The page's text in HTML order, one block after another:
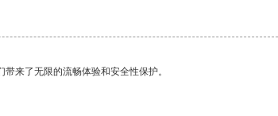
来了无限的流畅体验和安全性保护。